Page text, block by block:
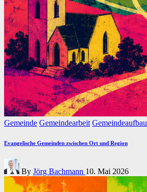
Posted
Gemeinde Gemeindearbeit Gemeindeaufbau
Evangelische Gemeinden zwischen Ort und Region
Posted
by
By Jörg Bachmann 10. Mai 2026